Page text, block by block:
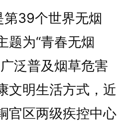
39个世界无烟
题为“青春无烟
泛普及烟草危害
文明生活方式，近
官区两级疾控中心